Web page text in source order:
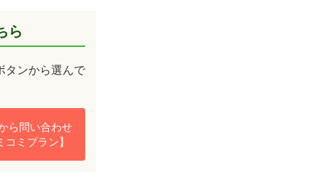
ら
タンから選んで
ら問い合わせ
コミプラン】